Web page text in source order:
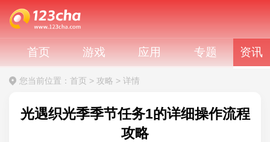
首页 游戏 应用 专题 资讯
您当前位置： 首页 > 攻略 > 详情
光遇织光季季节任务1的详细操作流程
攻略